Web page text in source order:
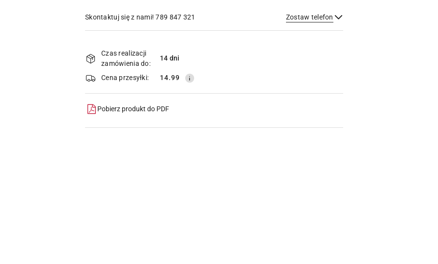
Skontaktuj się z nami! 789 847 321 Zostaw telefon
Wyślij
i
dostawa
Czas realizacji
zamówienia do:
14 dni
Cena przesyłki: 14.99
Pobierz produkt do PDF